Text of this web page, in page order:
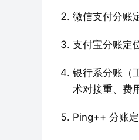
微信支付分账
支付宝分账定
银行系分账（
术对接重、费
Ping++ 分账